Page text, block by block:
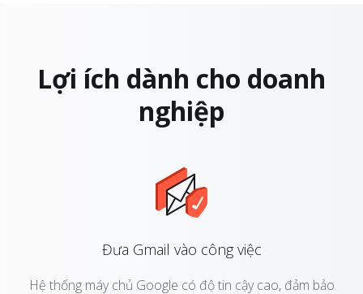
Lợi ích dành cho doanh
nghiệp
Đưa Gmail vào công việc
Hệ thống máy chủ Google có độ tin cậy cao, đảm bảo